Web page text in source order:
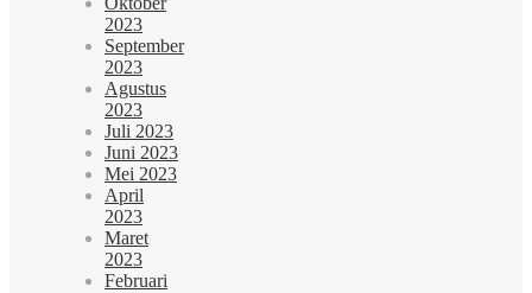
2023
September
2023
Agustus
2023
Juli 2023
Juni 2023
Mei 2023
April
2023
Maret
2023
Februari